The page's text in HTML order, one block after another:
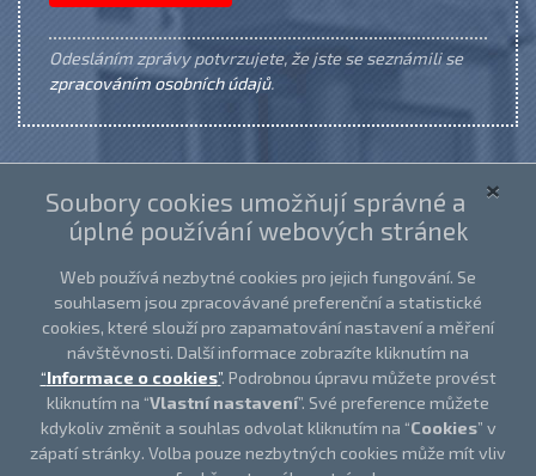
Odesláním zprávy potvrzujete, že jste se seznámili se
zpracováním osobních údajů.
×
Soubory cookies umožňují správné a
úplné používání webových stránek
Web používá nezbytné cookies pro jejich fungování. Se
souhlasem jsou zpracovávané preferenční a statistické
cookies, které slouží pro zapamatování nastavení a měření
návštěvnosti. Další informace zobrazíte kliknutím na
“Informace o cookies”. Podrobnou úpravu můžete provést
kliknutím na “Vlastní nastavení”. Své preference můžete
kdykoliv změnit a souhlas odvolat kliknutím na “Cookies” v
zápatí stránky. Volba pouze nezbytných cookies může mít vliv